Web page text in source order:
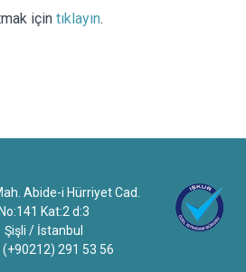
için tıklayın.
Abide-i Hürriyet Cad.
Kat:2 d:3
Şişli / İstanbul
(+90212) 291 53 56